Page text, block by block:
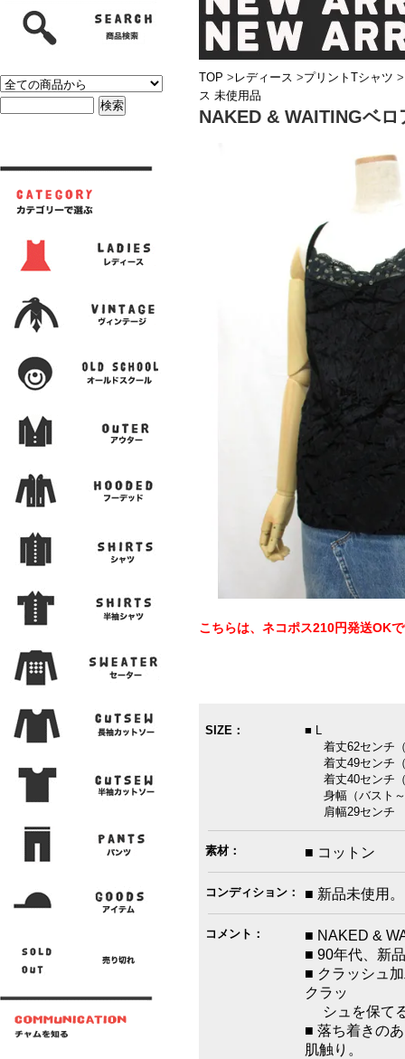
TOP > レディース >プリントTシャツ >
ス 未使用品
NAKED & WAITINGベ
こちらは、ネコポス210円発送OK
SIZE：
■ L
着丈62センチ
着丈49センチ（
着丈40センチ
身幅（バスト
肩幅29センチ
素材： ■ コットン
コンディション： ■ 新品未使用。
コメント：
■ NAKED &
■ 90年代、新
■ クラッシュ
クラッ
シュを保て
■ 落ち着きの
肌触り。